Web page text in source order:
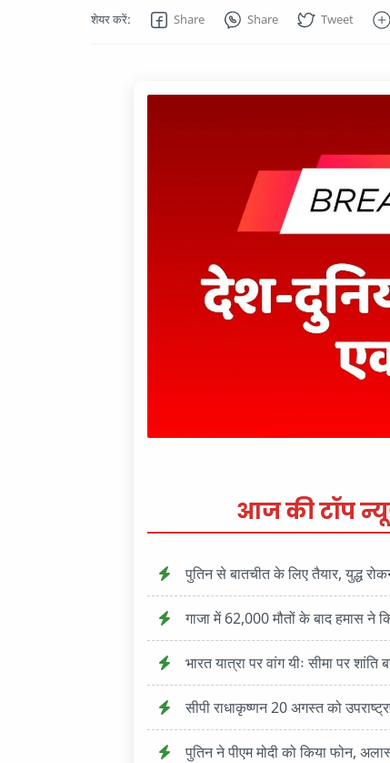
आज की टॉप
पुतिन से बातचीत के लिए तैयार, युद्ध
गाजा में 62,000 मौतों के बाद हमास ने
भारत यात्रा पर वांग यीः सीमा पर
सीपी राधाकृष्णन 20 अगस्त को
पुतिन ने पीएम मोदी को किया फोन,